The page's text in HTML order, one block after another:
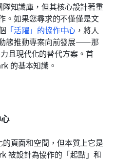
知識庫，但其核心設計著重
。如果您尋求的不僅僅是文
「活躍」的協作中心 ，將人
態推動專案向前發展——那
且現代化的替代方案。首
的基本知識。
頁面和空間，但本質上它是
被設計為協作的「起點」和